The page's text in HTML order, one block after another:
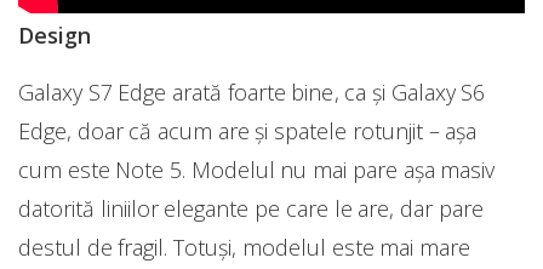
Design
Galaxy S7 Edge arată foarte bine, ca și Galaxy S6
Edge, doar că acum are și spatele rotunjit – așa
cum este Note 5. Modelul nu mai pare așa masiv
datorită liniilor elegante pe care le are, dar pare
destul de fragil. Totuși, modelul este mai mare